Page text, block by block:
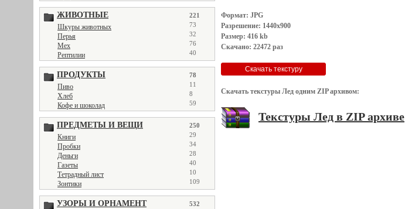
ЖИВОТНЫЕ 221
Шкуры животных 73
Перья 32
Мех 76
Рептилии 40
ПРОДУКТЫ 78
Пиво 11
Хлеб 8
Кофе и шоколад 59
ПРЕДМЕТЫ И ВЕЩИ 250
Книги 29
Пробки 34
Деньги 28
Газеты 40
Тетрадный лист 10
Зонтики 109
УЗОРЫ И ОРНАМЕНТ 532
Формат: JPG
Разрешение: 1440x900
Размер: 416 kb
Скачано: 22472 раз
Скачать текстуры Лед одним ZIP архивом:
Текстуры Лед в ZIP архиве